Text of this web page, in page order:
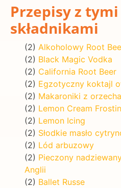
Przepisy z
składnikami
(2) Alkoholowy Root
(2) Black Magic Vodka
(2) California Root Beer
(2) Egzotyczny koktajl
(2) Makaroniki z
(2) Lemon Cream
(2) Lemon Icing
(2) Słodkie masło
(2) Lód arbuzowy
(2) Pieczony
Anglii
(2) Ballet Russe